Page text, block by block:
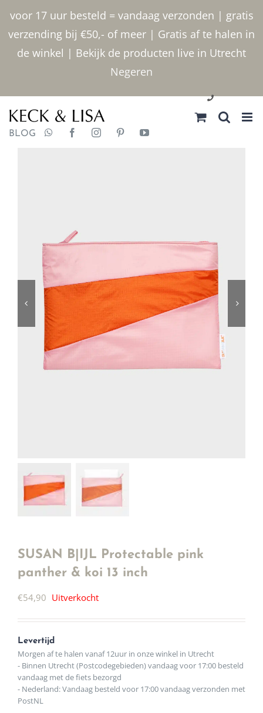
voor 17 uur besteld = vandaag verzonden | gratis
verzending bij €50,- of meer | Gratis af te halen in
de winkel | Bekijk de producten live in Utrecht
Negeren
inhoud
030 2400000
BLOG
SUSAN B|IJL Protectable pink
panther & koi 13 inch
€54,90 Uitverkocht
Levertijd
Morgen af te halen vanaf 12uur in onze winkel in Utrecht
- Binnen Utrecht (Postcodegebieden) vandaag voor 17:00 besteld
vandaag met de fiets bezorgd
- Nederland: Vandaag besteld voor 17:00 vandaag verzonden met
PostNL